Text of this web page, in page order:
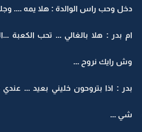
دخل وحب راس الوالدة : هلا يمه ....
ام بدر : هلا بالغالي ... تحب الكعبة
وش رايك نروح ...
بدر : اذا بتروحون خليني بعيد ...
شي ...